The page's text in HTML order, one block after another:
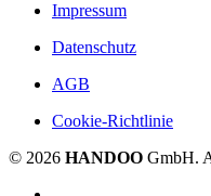
Impressum
Datenschutz
AGB
Cookie-Richtlinie
© 2026 HANDOO GmbH.